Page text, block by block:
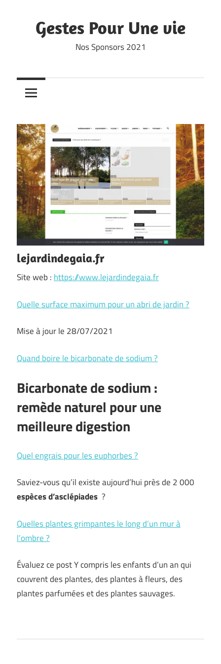
contentGestes Pour Une vie
Nos Sponsors 2021
lejardindegaia.fr
Site web : https://www.lejardindegaia.fr
Quelle surface maximum pour un abri de jardin ?
Mise à jour le 28/07/2021
Quand boire le bicarbonate de sodium ?
Bicarbonate de sodium :
remède naturel pour une
meilleure digestion
Quel engrais pour les euphorbes ?
Saviez-vous qu’il existe aujourd’hui près de 2 000
espèces d’asclépiades ?
Quelles plantes grimpantes le long d’un mur à
l’ombre ?
Évaluez ce post Y compris les enfants d’un an qui
couvrent des plantes, des plantes à fleurs, des
plantes parfumées et des plantes sauvages.